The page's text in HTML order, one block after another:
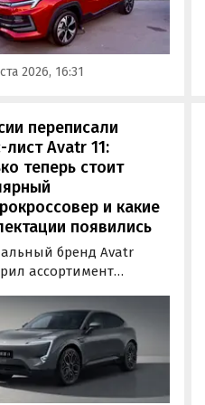
автомобиля 2025 или
выпуска в период с 4
сообщили в
компании.
2026, 16:31
переписали
лист Avatr 11:
теперь стоит
и какие
появились
бренд Avatr
ассортимент
Avatr 11 в России
2026 года. Вместе с
его прайс-листа
единственное
исполнение,